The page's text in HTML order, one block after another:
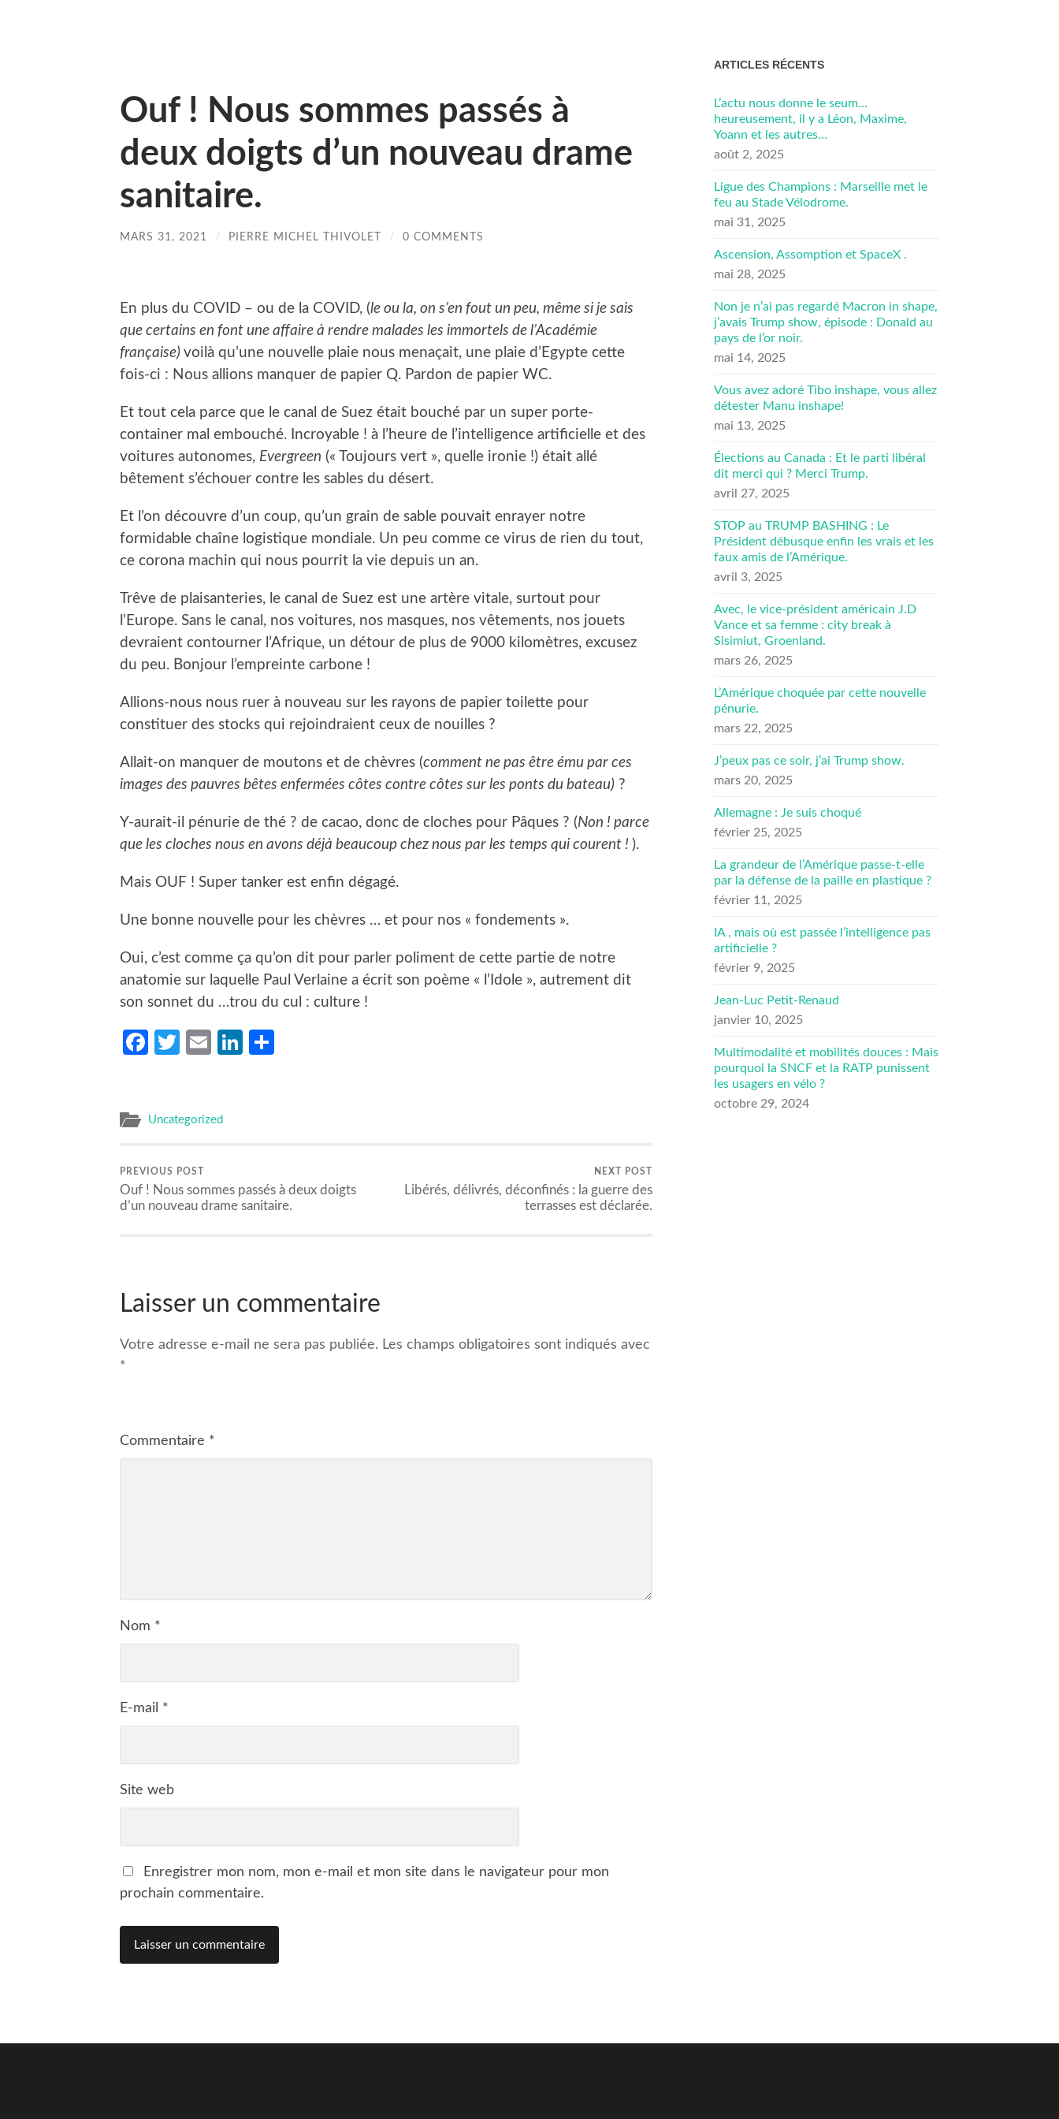
Ouf ! Nous sommes passés à
deux doigts d’un nouveau drame
sanitaire.
MARS 31, 2021 / PIERRE MICHEL THIVOLET / 0 COMMENTS
En plus du COVID – ou de la COVID, (le ou la, on s’en fout un peu, même si je sais
que certains en font une affaire à rendre malades les immortels de l’Académie
française) voilà qu’une nouvelle plaie nous menaçait, une plaie d’Egypte cette
fois-ci : Nous allions manquer de papier Q. Pardon de papier WC.
Et tout cela parce que le canal de Suez était bouché par un super porte-
container mal embouché. Incroyable ! à l’heure de l’intelligence artificielle et des
voitures autonomes, Evergreen (« Toujours vert », quelle ironie !) était allé
bêtement s’échouer contre les sables du désert.
Et l’on découvre d’un coup, qu’un grain de sable pouvait enrayer notre
formidable chaîne logistique mondiale. Un peu comme ce virus de rien du tout,
ce corona machin qui nous pourrit la vie depuis un an.
Trêve de plaisanteries, le canal de Suez est une artère vitale, surtout pour
l’Europe. Sans le canal, nos voitures, nos masques, nos vêtements, nos jouets
devraient contourner l’Afrique, un détour de plus de 9000 kilomètres, excusez
du peu. Bonjour l’empreinte carbone !
Allions-nous nous ruer à nouveau sur les rayons de papier toilette pour
constituer des stocks qui rejoindraient ceux de nouilles ?
Allait-on manquer de moutons et de chèvres (comment ne pas être ému par ces
images des pauvres bêtes enfermées côtes contre côtes sur les ponts du bateau) ?
Y-aurait-il pénurie de thé ? de cacao, donc de cloches pour Pâques ? (Non ! parce
que les cloches nous en avons déjà beaucoup chez nous par les temps qui courent ! ).
Mais OUF ! Super tanker est enfin dégagé.
Une bonne nouvelle pour les chèvres … et pour nos « fondements ».
Oui, c’est comme ça qu’on dit pour parler poliment de cette partie de notre
anatomie sur laquelle Paul Verlaine a écrit son poème « l’Idole », autrement dit
son sonnet du …trou du cul : culture !
Facebook
Twitter
EmailLinkedIn
Uncategorized
PREVIOUS POST
Ouf ! Nous sommes passés à deux doigts
d’un nouveau drame sanitaire.
NEXT POST
Libérés, délivrés, déconfinés : la guerre des
terrasses est déclarée.
Laisser un commentaire
Votre adresse e-mail ne sera pas publiée. Les champs obligatoires sont indiqués avec
*
Commentaire *
Nom *
E-mail *
Site web
Enregistrer mon nom, mon e-mail et mon site dans le navigateur pour mon
prochain commentaire.
ARTICLES RÉCENTS
L’actu nous donne le seum…
heureusement, il y a Léon, Maxime,
Yoann et les autres…
août 2, 2025
Ligue des Champions : Marseille met le
feu au Stade Vélodrome.
mai 31, 2025
Ascension, Assomption et SpaceX .
mai 28, 2025
Non je n’ai pas regardé Macron in shape,
j’avais Trump show, épisode : Donald au
pays de l’or noir.
mai 14, 2025
Vous avez adoré Tibo inshape, vous allez
détester Manu inshape!
mai 13, 2025
Élections au Canada : Et le parti libéral
dit merci qui ? Merci Trump.
avril 27, 2025
STOP au TRUMP BASHING : Le
Président débusque enfin les vrais et les
faux amis de l’Amérique.
avril 3, 2025
Avec, le vice-président américain J.D
Vance et sa femme : city break à
Sisimiut, Groenland.
mars 26, 2025
L’Amérique choquée par cette nouvelle
pénurie.
mars 22, 2025
J’peux pas ce soir, j’ai Trump show.
mars 20, 2025
Allemagne : Je suis choqué
février 25, 2025
La grandeur de l’Amérique passe-t-elle
par la défense de la paille en plastique ?
février 11, 2025
IA , mais où est passée l’intelligence pas
artificielle ?
février 9, 2025
Jean-Luc Petit-Renaud
janvier 10, 2025
Multimodalité et mobilités douces : Mais
pourquoi la SNCF et la RATP punissent
les usagers en vélo ?
octobre 29, 2024